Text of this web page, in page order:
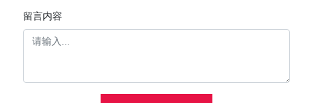
留言内容